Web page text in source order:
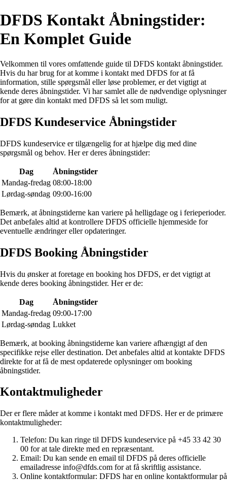
DFDS Kontakt Åbningstider:
En Komplet Guide
Velkommen til vores omfattende guide til DFDS kontakt åbningstider.
Hvis du har brug for at komme i kontakt med DFDS for at få
information, stille spørgsmål eller løse problemer, er det vigtigt at
kende deres åbningstider. Vi har samlet alle de nødvendige oplysninger
for at gøre din kontakt med DFDS så let som muligt.
DFDS Kundeservice Åbningstider
DFDS kundeservice er tilgængelig for at hjælpe dig med dine
spørgsmål og behov. Her er deres åbningstider:
Dag
Åbningstider
Mandag-fredag 08:00-18:00
Lørdag-søndag 09:00-16:00
Bemærk, at åbningstiderne kan variere på helligdage og i ferieperioder.
Det anbefales altid at kontrollere DFDS officielle hjemmeside for
eventuelle ændringer eller opdateringer.
DFDS Booking Åbningstider
Hvis du ønsker at foretage en booking hos DFDS, er det vigtigt at
kende deres booking åbningstider. Her er de:
Dag
Åbningstider
Mandag-fredag 09:00-17:00
Lørdag-søndag Lukket
Bemærk, at booking åbningstiderne kan variere afhængigt af den
specifikke rejse eller destination. Det anbefales altid at kontakte DFDS
direkte for at få de mest opdaterede oplysninger om booking
åbningstider.
Kontaktmuligheder
Der er flere måder at komme i kontakt med DFDS. Her er de primære
kontaktmuligheder:
Telefon: Du kan ringe til DFDS kundeservice på +45 33 42 30
00 for at tale direkte med en repræsentant.
Email: Du kan sende en email til DFDS på deres officielle
emailadresse info@dfds.com for at få skriftlig assistance.
Online kontaktformular: DFDS har en online kontaktformular på